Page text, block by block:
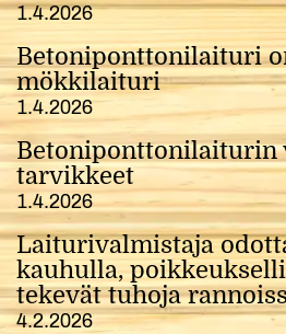
1.4.2026
Betoniponttonilaituri
mökkilaituri
1.4.2026
Betoniponttonilaiturin
tarvikkeet
1.4.2026
Laiturivalmistaja
kauhulla,
tekevät tuhoja
4.2.2026